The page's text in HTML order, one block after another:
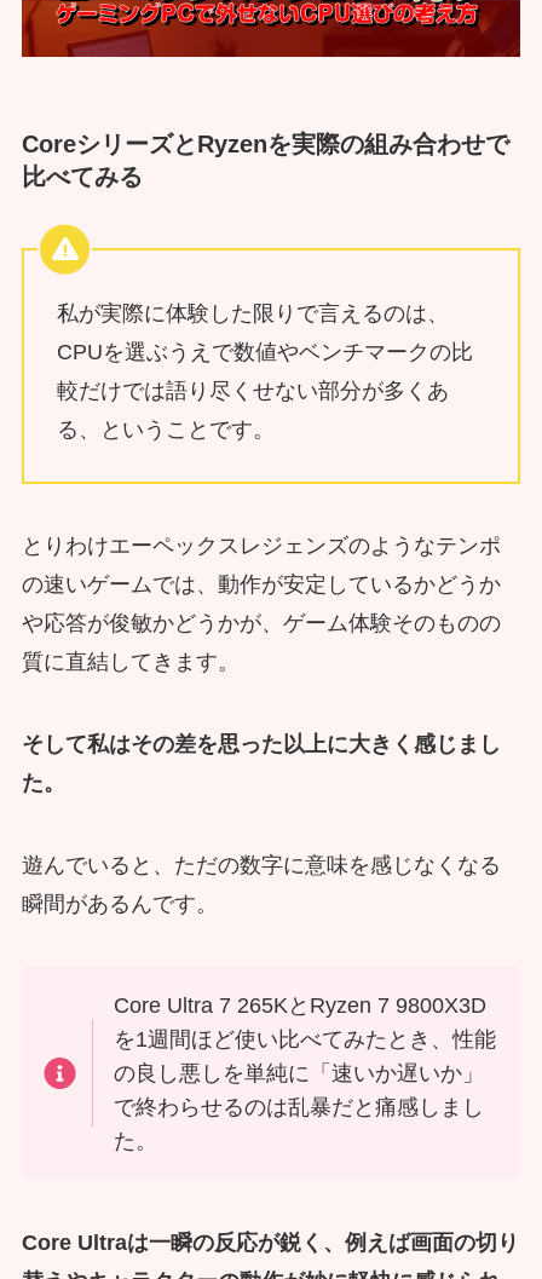
CoreシリーズとRyzenを実際の組み合わせで
比べてみる
私が実際に体験した限りで言えるのは、
CPUを選ぶうえで数値やベンチマークの比
較だけでは語り尽くせない部分が多くあ
る、ということです。
とりわけエーペックスレジェンズのようなテンポ
の速いゲームでは、動作が安定しているかどうか
や応答が俊敏かどうかが、ゲーム体験そのものの
質に直結してきます。
そして私はその差を思った以上に大きく感じまし
た。
遊んでいると、ただの数字に意味を感じなくなる
瞬間があるんです。
Core Ultra 7 265KとRyzen 7 9800X3D
を1週間ほど使い比べてみたとき、性能
の良し悪しを単純に「速いか遅いか」
で終わらせるのは乱暴だと痛感しまし
た。
Core Ultraは一瞬の反応が鋭く、例えば画面の切り